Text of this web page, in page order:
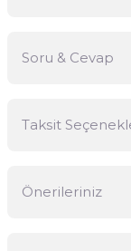
Soru & Cevap
Taksit
Önerileriniz